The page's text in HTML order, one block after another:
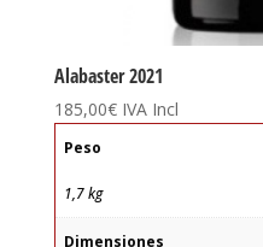
Alabaster 2021
185,00€ IVA Incl
Peso
1,7 kg
Dimensiones